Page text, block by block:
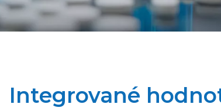
Translačná
Podpora
Integrované